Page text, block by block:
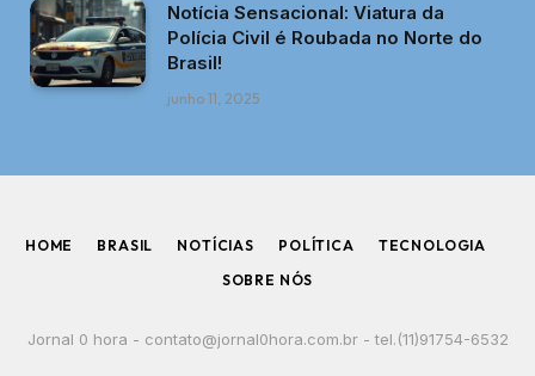
Notícia Sensacional: Viatura da
Polícia Civil é Roubada no Norte do
Brasil!
junho 11, 2025
HOME BRASIL NOTÍCIAS POLÍTICA
TECNOLOGIA
SOBRE NÓS
Jornal 0 hora - contato@jornal0hora.com.br- tel.(11)91754-6532